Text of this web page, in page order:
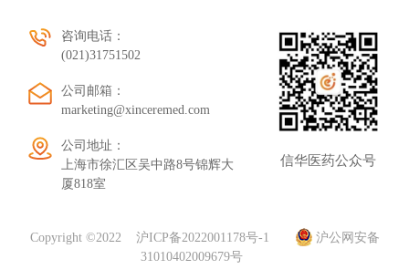
咨询电话：
(021)31751502
公司邮箱：
marketing@xinceremed.com
公司地址：
上海市徐汇区吴中路8号锦辉大
厦818室
信华医药公众号
Copyright ©2022 沪ICP备2022001178号-1
沪公网安备
31010402009679号